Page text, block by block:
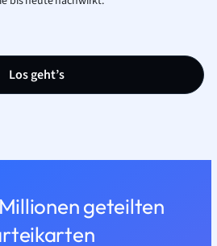
Los geht’s
geteilten